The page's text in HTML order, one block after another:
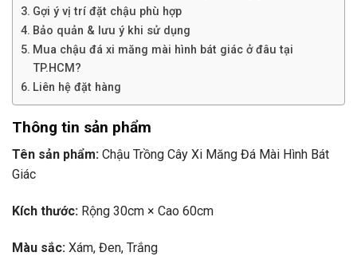
Gợi ý vị trí đặt chậu phù hợp
Bảo quản & lưu ý khi sử dụng
Mua chậu đá xi măng mài hình bát giác ở đâu tại
TP.HCM?
Liên hệ đặt hàng
Thông tin sản phẩm
Tên sản phẩm: Chậu Trồng Cây Xi Măng Đá Mài Hình Bát
Giác
Kích thước: Rộng 30cm × Cao 60cm
Màu sắc: Xám, Đen, Trắng